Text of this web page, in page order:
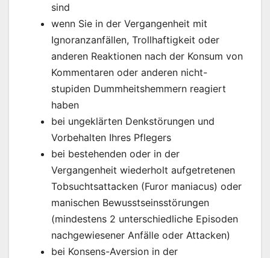
sind
wenn Sie in der Vergangenheit mit
Ignoranzanfällen, Trollhaftigkeit oder
anderen Reaktionen nach der Konsum von
Kommentaren oder anderen nicht-
stupiden Dummheitshemmern reagiert
haben
bei ungeklärten Denkstörungen und
Vorbehalten Ihres Pflegers
bei bestehenden oder in der
Vergangenheit wiederholt aufgetretenen
Tobsuchtsattacken (Furor maniacus) oder
manischen Bewusstseinsstörungen
(mindestens 2 unterschiedliche Episoden
nachgewiesener Anfälle oder Attacken)
bei Konsens-Aversion in der